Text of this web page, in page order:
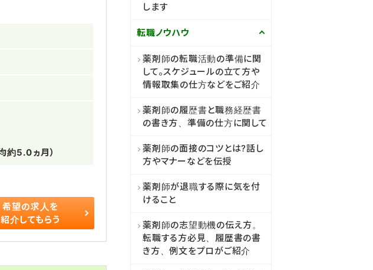
5.0ヵ月）
希望の求人を
紹介してもらう
します
転職ノウハウ
薬剤師の転職活動の準備に関
して。スケジュールの立て方や
情報取集の仕方などをご紹介
薬剤師の履歴書と職務経歴書
の書き方、準備の仕方に関して
薬剤師の面接のコツとは?話し
方やマナーなどを伝授
薬剤師が退職する際に気を付
けること
薬剤師の志望動機の伝え方。
転職する方必見、履歴書の書
き方、例文をプロがご紹介